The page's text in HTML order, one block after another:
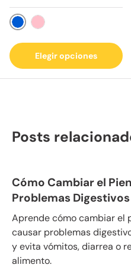
Azul Rosa
Elegir opciones
Posts
Cómo Cambiar el
Problemas Digestivos
Aprende cómo cambiar el
causar problemas
y evita vómitos, diarrea o
alimento.